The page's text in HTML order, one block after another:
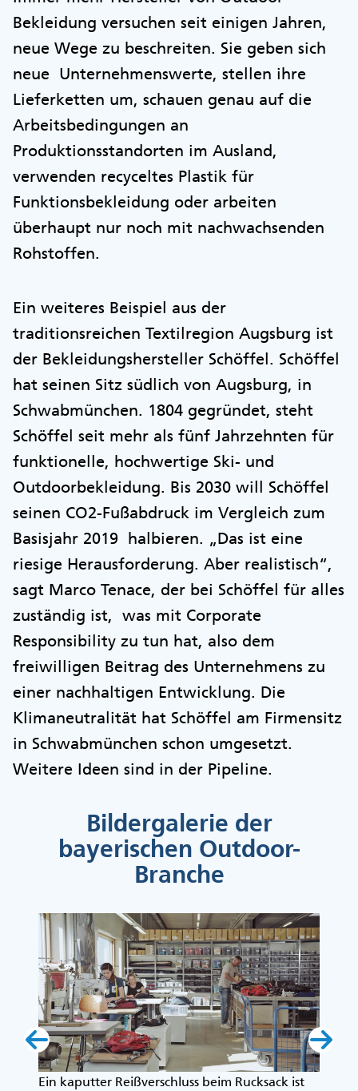
Bekleidung versuchen seit einigen Jahren,
neue Wege zu beschreiten. Sie geben sich
neue Unternehmenswerte, stellen ihre
Lieferketten um, schauen genau auf die
Arbeitsbedingungen an
Produktionsstandorten im Ausland,
verwenden recyceltes Plastik für
Funktionsbekleidung oder arbeiten
überhaupt nur noch mit nachwachsenden
Rohstoffen.
Ein weiteres Beispiel aus der
traditionsreichen Textilregion Augsburg ist
der Bekleidungshersteller Schöffel. Schöffel
hat seinen Sitz südlich von Augsburg, in
Schwabmünchen. 1804 gegründet, steht
Schöffel seit mehr als fünf Jahrzehnten für
funktionelle, hochwertige Ski- und
Outdoorbekleidung. Bis 2030 will Schöffel
seinen CO2-Fußabdruck im Vergleich zum
Basisjahr 2019 halbieren. „Das ist eine
riesige Herausforderung. Aber realistisch“,
sagt Marco Tenace, der bei Schöffel für alles
zuständig ist, was mit Corporate
Responsibility zu tun hat, also dem
freiwilligen Beitrag des Unternehmens zu
einer nachhaltigen Entwicklung. Die
Klimaneutralität hat Schöffel am Firmensitz
in Schwabmünchen schon umgesetzt.
Weitere Ideen sind in der Pipeline.
Bildergalerie der
bayerischen Outdoor-
Branche
Ein kaputter Reißverschluss beim Rucksack ist